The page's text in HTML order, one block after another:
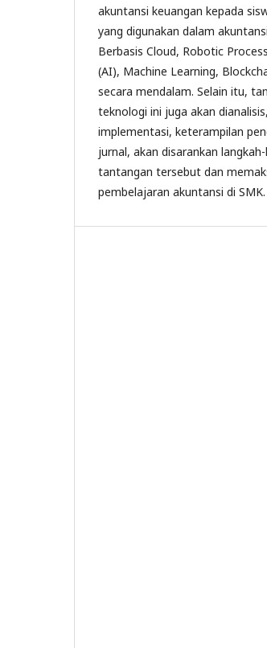
akuntansi keuangan kepada
yang digunakan dalam
Berbasis Cloud, Robotic
(AI), Machine Learning,
secara mendalam. Selain itu,
teknologi ini juga akan
implementasi, keterampilan
jurnal, akan disarankan
tantangan tersebut dan
pembelajaran akuntansi di SMK.